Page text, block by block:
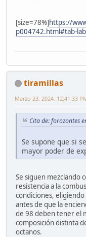
[size=78%]https://
p004742.html#tab-
tiramillas
Marzo 23, 2024, 12:41:33
Cita de: forozontes
Se supone que si
mayor poder de
Se siguen mezclando
resistencia a la
condiciones,
antes de que la
de 98 deben tener el
composición distinta
octanos.